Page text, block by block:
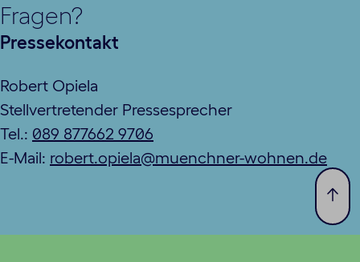
Fragen?
Pressekontakt
Robert Opiela
Stellvertretender Pressesprecher
Tel.: 089 877662 9706
E-Mail: robert.opiela@muenchner-wohnen.de
Zum